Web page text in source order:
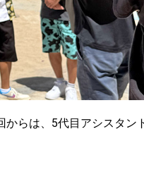
らは、5代目アシスタン